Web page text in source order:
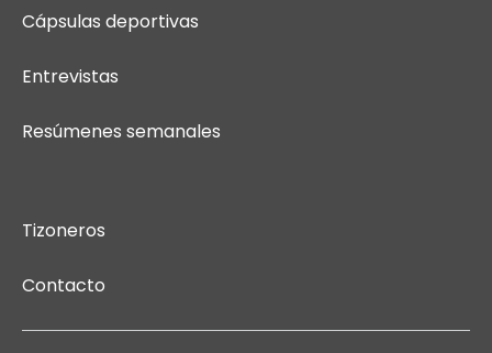
Cápsulas deportivas
Entrevistas
Resúmenes semanales
Tizoneros
Contacto